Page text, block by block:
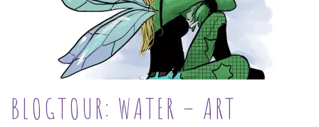
BLOGTOUR: WATER – ART